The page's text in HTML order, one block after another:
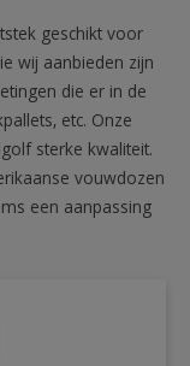
geschikt voor
wij aanbieden zijn
die er in de
etc. Onze
sterke kwaliteit.
vouwdozen
een aanpassing